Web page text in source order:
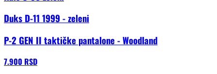
Duks D-11 1999 - zeleni
P-2 GEN II taktičke pantalone - Woodland
7.900 RSD